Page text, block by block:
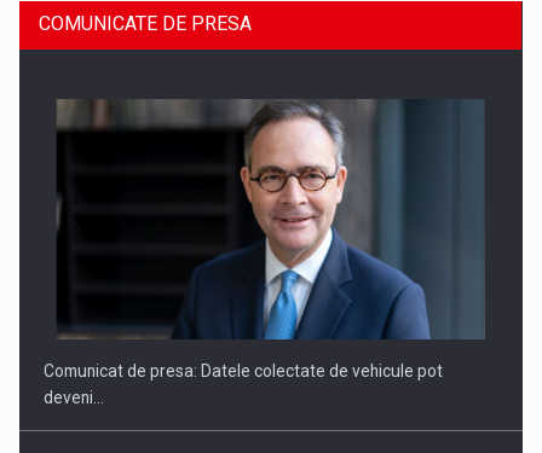
SAPTE PERSONALITATI DIN MEDIUL DE AFACERI, ACADEMIC
COMUNICATE DE PRESA
Comunicat de presa: Datele colectate de vehicule pot
deveni…